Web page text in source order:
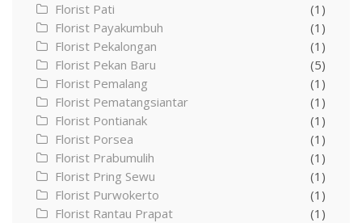
Florist Pati
(1)
Florist Payakumbuh
(1)
Florist Pekalongan
(1)
Florist Pekan Baru
(5)
Florist Pemalang
(1)
Florist Pematangsiantar
(1)
Florist Pontianak
(1)
Florist Porsea
(1)
Florist Prabumulih
(1)
Florist Pring Sewu
(1)
Florist Purwokerto
(1)
Florist Rantau Prapat
(1)